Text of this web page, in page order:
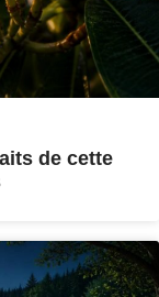
de cette